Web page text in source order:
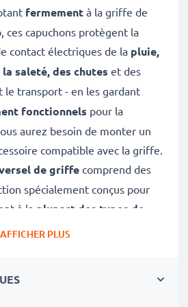
fermement à la griffe de
ces capuchons protègent la
contact électriques de la pluie,
saleté, des chutes et des
le transport - en les gardant
fonctionnels pour la
aurez besoin de monter un
compatible avec la griffe.
de griffe comprend des
spécialement conçus pour
à la plupart des types de
numériques
Large compatibilité - capuchon
AFFICHER PLUS